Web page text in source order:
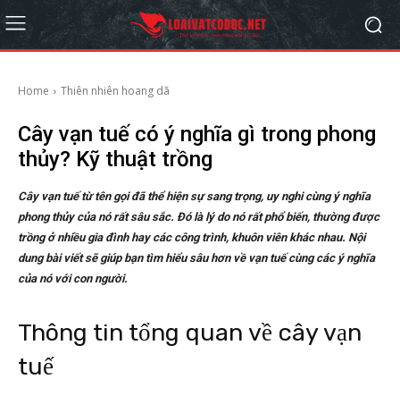
Home Thiên nhiên hoang dã
Cây vạn tuế có ý nghĩa gì trong phong
thủy? Kỹ thuật trồng
Cây vạn tuế từ tên gọi đã thể hiện sự sang trọng, uy nghi cùng ý nghĩa
phong thủy của nó rất sâu sắc. Đó là lý do nó rất phổ biến, thường được
trồng ở nhiều gia đình hay các công trình, khuôn viên khác nhau. Nội
dung bài viết sẽ giúp bạn tìm hiểu sâu hơn về vạn tuế cùng các ý nghĩa
của nó với con người.
Thông tin tổng quan về cây vạn
tuế